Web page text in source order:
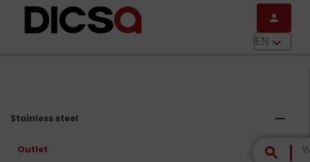
Skip to main content
person
EN keyboard_arrow_down
search
Stainless steel remove
Outlet remove